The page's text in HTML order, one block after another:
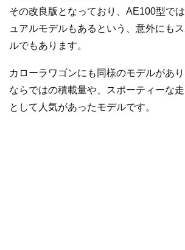
その改良版となっており、AE100型で
ュアルモデルもあるという、意外にも
ルでもあります。
カローラワゴンにも同様のモデルがあ
ならではの積載量や、スポーティーな
として人気があったモデルです。